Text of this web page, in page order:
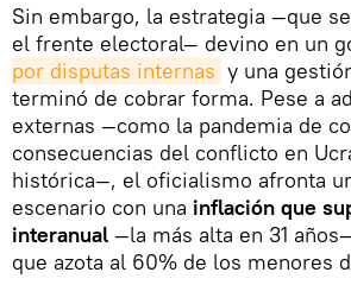
Sin embargo, la estrategia —que
el frente electoral— devino en un
por disputas internas y una
terminó de cobrar forma. Pese a
externas —como la pandemia de
consecuencias del conflicto en
histórica—, el oficialismo afronta
escenario con una inflación que
interanual —la más alta en 31
que azota al 60% de los menores